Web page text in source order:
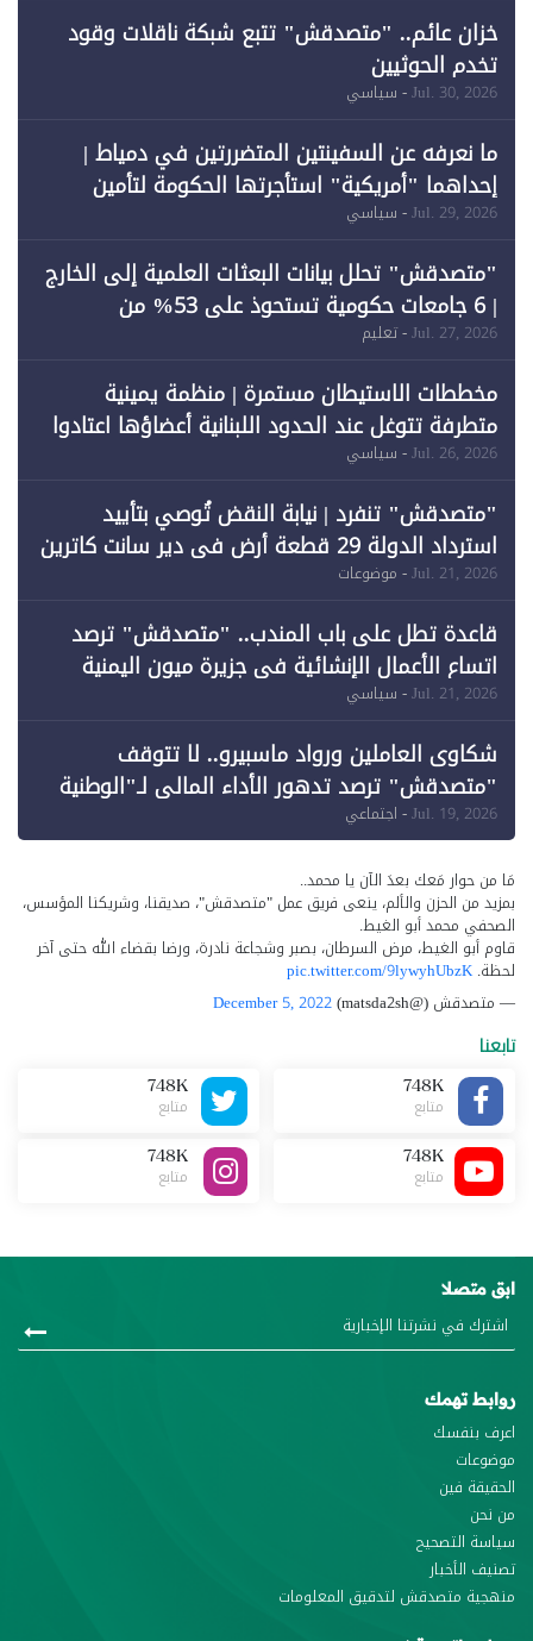
خزان عائم.. "متصدقش" تتبع شبكة ناقلات وقود
تخدم الحوثيين
Jul. 30, 2026- سياسي
ما نعرفه عن السفينتين المتضررتين في دمياط |
إحداهما "أمريكية" استأجرتها الحكومة لتأمين
احتياجات الطاقة
Jul. 29, 2026- سياسي
"متصدقش" تحلل بيانات البعثات العلمية إلى الخارج
| 6 جامعات حكومية تستحوذ على 53% من
Jul. 27, 2026- تعليم
مخططات الاستيطان مستمرة | منظمة يمينية
متطرفة تتوغل عند الحدود اللبنانية أعضاؤها اعتادوا
خرق الحدود
Jul. 26, 2026- سياسي
"متصدقش" تنفرد | نيابة النقض تُوصي بتأييد
استرداد الدولة 29 قطعة أرض في دير سانت كاترين
وقبول طعن الحكومة جزئيًا (1)
Jul. 21, 2026- موضوعات
قاعدة تطل على باب المندب.. "متصدقش" ترصد
اتساع الأعمال الإنشائية في جزيرة ميون اليمنية
Jul. 21, 2026- سياسي
شكاوى العاملين ورواد ماسبيرو.. لا تتوقف
"متصدقش" ترصد تدهور الأداء المالي لـ"الوطنية
للإعلام"
Jul. 19, 2026- اجتماعي
مَا من حوار مَعك بعدَ الآن يا محمد..
بمزيد من الحزن والألم، ينعى فريق عمل "متصدقش"، صديقنا، وشريكنا المؤسس،
الصحفي محمد أبو الغيط.
قاوم أبو الغيط، مرض السرطان، بصبر وشجاعة نادرة، ورضا بقضاء الله حتى آخر
لحظة. pic.twitter.com/9lywyhUbzK
— متصدقش (@matsda2sh)
December 5, 2022
تابعنا
748K
متابع
748K
متابع
748K
متابع
748K
متابع
ابق متصلا
روابط تهمك
اعرف بنفسك
موضوعات
الحقيقة فين
من نحن
سياسة التصحيح
تصنيف الأخبار
منهجية متصدقش لتدقيق المعلومات